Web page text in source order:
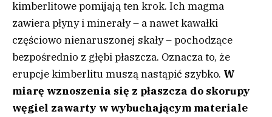
kimberlitowe pomijają ten krok. Ich magma
zawiera płyny i minerały – a nawet kawałki
częściowo nienaruszonej skały – pochodzące
bezpośrednio z głębi płaszcza. Oznacza to, że
erupcje kimberlitu muszą nastąpić szybko. W
miarę wznoszenia się z płaszcza do skorupy
węgiel zawarty w wybuchającym materiale